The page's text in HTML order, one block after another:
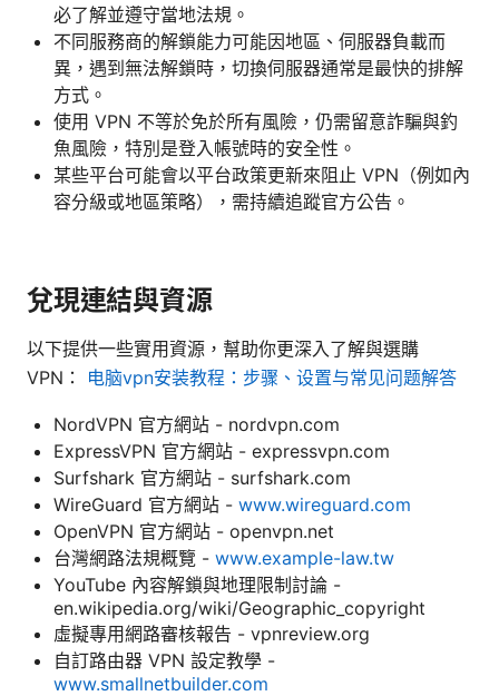
必了解並遵守當地法規。
不同服務商的解鎖能力可能因地區、伺服器負載而
異，遇到無法解鎖時，切換伺服器通常是最快的排解
方式。
使用 VPN 不等於免於所有風險，仍需留意詐騙與釣
魚風險，特別是登入帳號時的安全性。
某些平台可能會以平台政策更新來阻止 VPN（例如內
容分級或地區策略），需持續追蹤官方公告。
兌現連結與資源
以下提供一些實用資源，幫助你更深入了解與選購
VPN： 电脑vpn安装教程：步骤、设置与常见问题解答
NordVPN 官方網站 - nordvpn.com
ExpressVPN 官方網站 - expressvpn.com
Surfshark 官方網站 - surfshark.com
WireGuard 官方網站 - www.wireguard.com
OpenVPN 官方網站 - openvpn.net
台灣網路法規概覽 - www.example-law.tw
YouTube 內容解鎖與地理限制討論 -
en.wikipedia.org/wiki/Geographic_copyright
虛擬專用網路審核報告 - vpnreview.org
自訂路由器 VPN 設定教學 -
www.smallnetbuilder.com